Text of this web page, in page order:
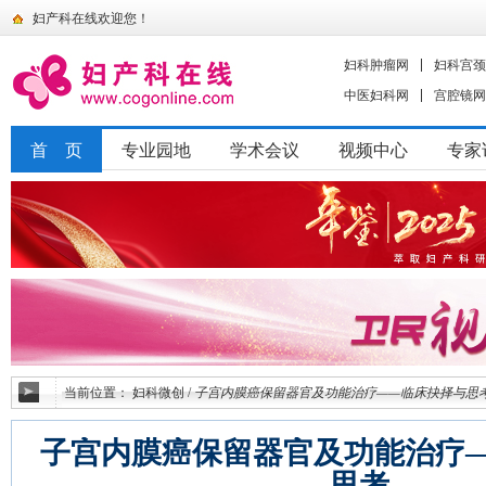
妇产科在线欢迎您！
妇科肿瘤网
妇科宫
中医妇科网
宫腔镜网
首 页 专业园地 学术会议 视频中心 专家
当前位置：妇科微创 / 子宫内膜癌保留器官及功能治疗——临床抉择与思
子宫内膜癌保留器官及功能治